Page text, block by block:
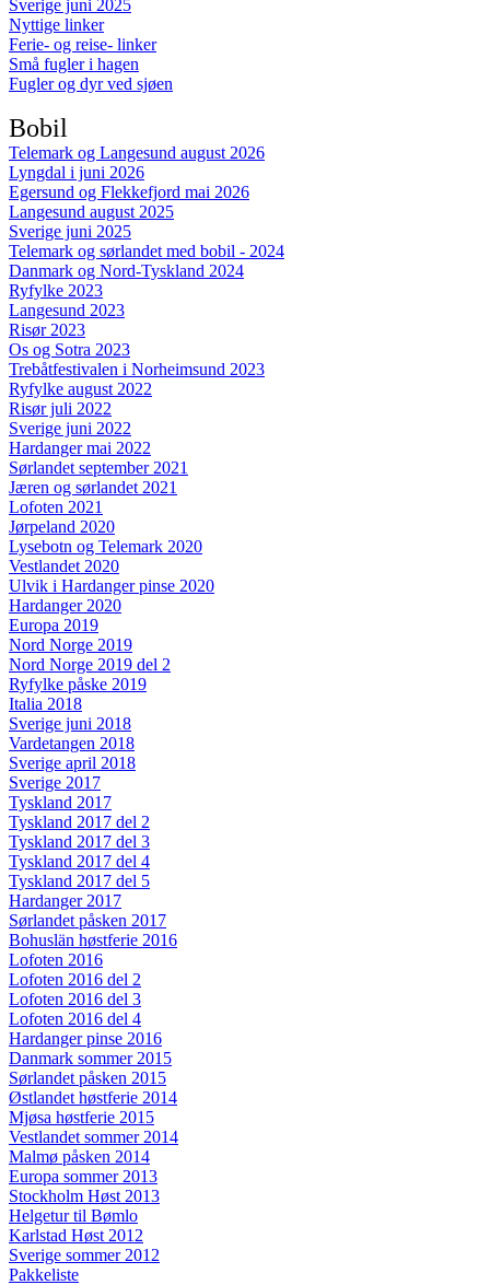
Sverige juni 2025
Nyttige linker
Ferie- og reise- linker
Små fugler i hagen
Fugler og dyr ved sjøen
Bobil
Telemark og Langesund august 2026
Lyngdal i juni 2026
Egersund og Flekkefjord mai 2026
Langesund august 2025
Sverige juni 2025
Telemark og sørlandet med bobil - 2024
Danmark og Nord-Tyskland 2024
Ryfylke 2023
Langesund 2023
Risør 2023
Os og Sotra 2023
Trebåtfestivalen i Norheimsund 2023
Ryfylke august 2022
Risør juli 2022
Sverige juni 2022
Hardanger mai 2022
Sørlandet september 2021
Jæren og sørlandet 2021
Lofoten 2021
Jørpeland 2020
Lysebotn og Telemark 2020
Vestlandet 2020
Ulvik i Hardanger pinse 2020
Hardanger 2020
Europa 2019
Nord Norge 2019
Nord Norge 2019 del 2
Ryfylke påske 2019
Italia 2018
Sverige juni 2018
Vardetangen 2018
Sverige april 2018
Sverige 2017
Tyskland 2017
Tyskland 2017 del 2
Tyskland 2017 del 3
Tyskland 2017 del 4
Tyskland 2017 del 5
Hardanger 2017
Sørlandet påsken 2017
Bohuslän høstferie 2016
Lofoten 2016
Lofoten 2016 del 2
Lofoten 2016 del 3
Lofoten 2016 del 4
Hardanger pinse 2016
Danmark sommer 2015
Sørlandet påsken 2015
Østlandet høstferie 2014
Mjøsa høstferie 2015
Vestlandet sommer 2014
Malmø påsken 2014
Europa sommer 2013
Stockholm Høst 2013
Helgetur til Bømlo
Karlstad Høst 2012
Sverige sommer 2012
Pakkeliste